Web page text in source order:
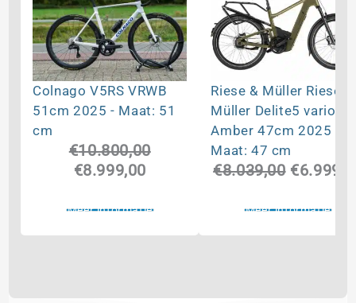
Colnago V5RS VRWB
51cm 2025 - Maat: 51
cm
€10.800,00
Oorspronkelijke
was:
€8.999,00Huidige
is:
Meer informatie
Riese & Müller Riese &
Müller Delite5 vario
Amber 47cm 2025 -
Maat: 47 cm
€8.039,00
was:
€
Meer informatie